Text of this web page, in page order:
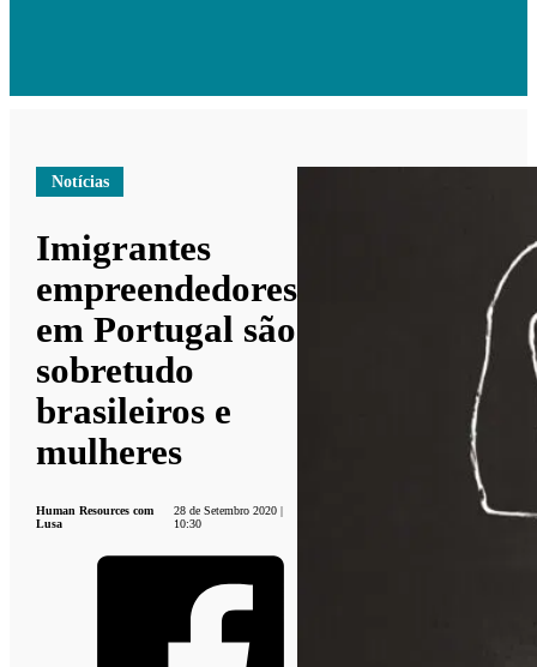
Notícias
Imigrantes
empreendedores
em Portugal são
sobretudo
brasileiros e
mulheres
Human Resources com
Lusa
28 de Setembro 2020 |
10:30